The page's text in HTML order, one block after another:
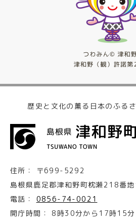
歴史と文化の薫る日本のふる
住所：
〒699-5292
島根県鹿足郡津和野町枕瀬218番
電話：
0856-74-0021
開庁時間：
8時30分から17時15分